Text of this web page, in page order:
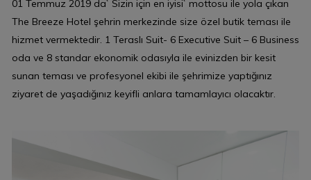
01 Temmuz 2019 da` Sizin için en iyisi` mottosu ile yola çıkan
The Breeze Hotel şehrin merkezinde size özel butik teması ile
hizmet vermektedir. 1 Teraslı Suit- 6 Executive Suit – 6 Business
oda ve 8 standar ekonomik odasıyla ile evinizden bir kesit
sunan teması ve profesyonel ekibi ile şehrimize yaptığınız
ziyaret de yaşadığınız keyifli anlara tamamlayıcı olacaktır.